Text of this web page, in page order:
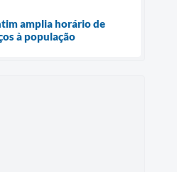
amplia horário de
à população